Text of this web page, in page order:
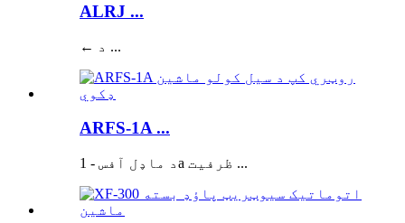
ALRJ ...
← د ...
ARFS-1A ...
د ماډل آفس - 1a ظرفیت ...